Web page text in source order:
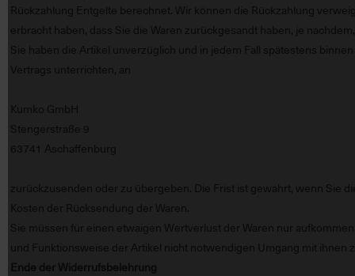
Rückzahlung Entgelte berechnet. Wir können die Rückzahlung
erbracht haben, dass Sie die Waren zurückgesandt haben, je
Sie haben die Artikel unverzüglich und in jedem Fall spätestens
Vertrags unterrichten, an
Kumko GmbH
Stengerstraße 9
63741 Aschaffenburg
zurückzusenden oder zu übergeben. Die Frist ist gewahrt, wenn Sie
Kosten der Rücksendung der Waren.
Sie müssen für einen etwaigen Wertverlust der Waren nur
und Funktionsweise der Artikel nicht notwendigen Umgang mit ihnen
Ende der Widerrufsbelehrung